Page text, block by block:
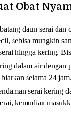
Obat
daun serai dan
sebisa mungkin
hingga kering.
dalam air dengan
selama 24 jam.
serai kering
kemudian